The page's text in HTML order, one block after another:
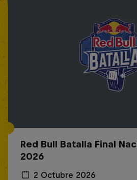
Red Bull Batalla Final
2026
2 Octubre 2026